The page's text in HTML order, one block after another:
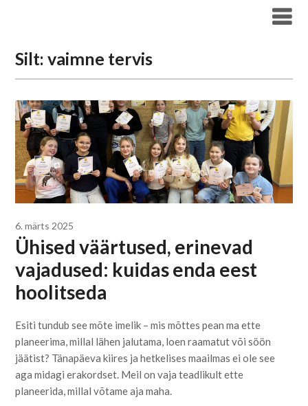
Silt:vaimne tervis
6. märts 2025
Ühised väärtused, erinevad
vajadused: kuidas enda eest
hoolitseda
Esiti tundub see mõte imelik – mis mõttes pean ma ette
planeerima, millal lähen jalutama, loen raamatut või söön
jäätist? Tänapäeva kiires ja hetkelises maailmas ei ole see
aga midagi erakordset. Meil on vaja teadlikult ette
planeerida, millal võtame aja maha.